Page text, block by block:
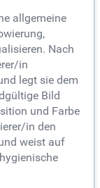
allgemeine
Nach
in
legt sie dem
Bild
und Farbe
in den
weist auf